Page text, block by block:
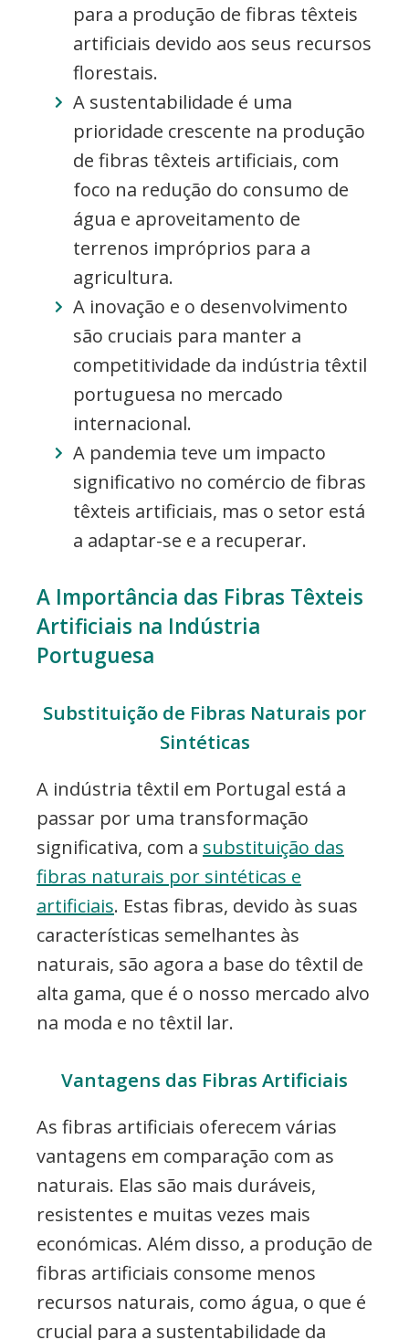
para a produção de fibras têxteis
artificiais devido aos seus recursos
florestais.
A sustentabilidade é uma
prioridade crescente na produção
de fibras têxteis artificiais, com
foco na redução do consumo de
água e aproveitamento de
terrenos impróprios para a
agricultura.
A inovação e o desenvolvimento
são cruciais para manter a
competitividade da indústria têxtil
portuguesa no mercado
internacional.
A pandemia teve um impacto
significativo no comércio de fibras
têxteis artificiais, mas o setor está
a adaptar-se e a recuperar.
A Importância das Fibras Têxteis
Artificiais na Indústria
Portuguesa
Substituição de Fibras Naturais por
Sintéticas
A indústria têxtil em Portugal está a
passar por uma transformação
significativa, com a substituição das
fibras naturais por sintéticas e
artificiais. Estas fibras, devido às suas
características semelhantes às
naturais, são agora a base do têxtil de
alta gama, que é o nosso mercado alvo
na moda e no têxtil lar.
Vantagens das Fibras Artificiais
As fibras artificiais oferecem várias
vantagens em comparação com as
naturais. Elas são mais duráveis,
resistentes e muitas vezes mais
económicas. Além disso, a produção de
fibras artificiais consome menos
recursos naturais, como água, o que é
crucial para a sustentabilidade da